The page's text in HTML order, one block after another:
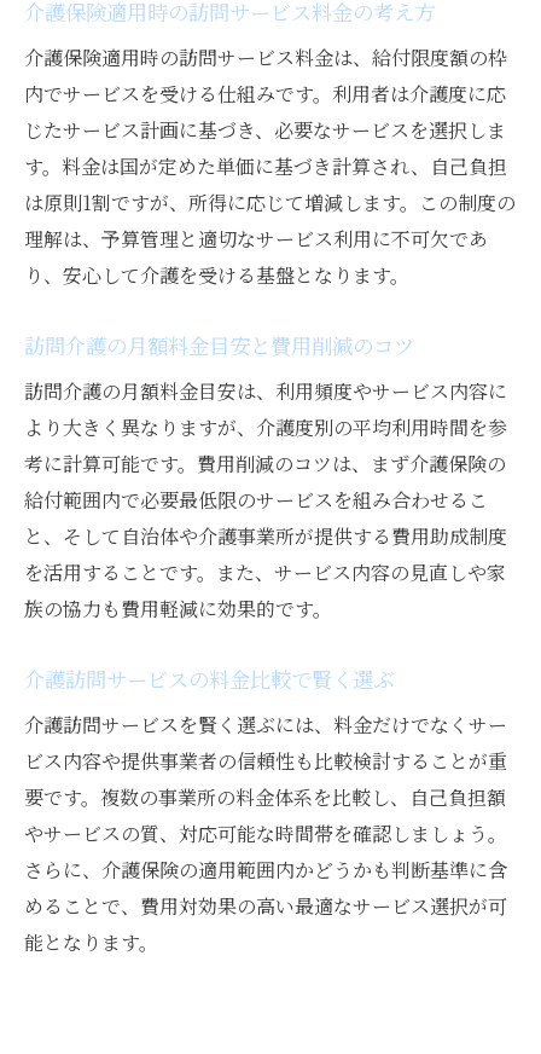
介護保険適用時の訪問サービス料金の考え方
介護保険適用時の訪問サービス料金は、給付限度額の枠
内でサービスを受ける仕組みです。利用者は介護度に応
じたサービス計画に基づき、必要なサービスを選択しま
す。料金は国が定めた単価に基づき計算され、自己負担
は原則1割ですが、所得に応じて増減します。この制度の
理解は、予算管理と適切なサービス利用に不可欠であ
り、安心して介護を受ける基盤となります。
訪問介護の月額料金目安と費用削減のコツ
訪問介護の月額料金目安は、利用頻度やサービス内容に
より大きく異なりますが、介護度別の平均利用時間を参
考に計算可能です。費用削減のコツは、まず介護保険の
給付範囲内で必要最低限のサービスを組み合わせるこ
と、そして自治体や介護事業所が提供する費用助成制度
を活用することです。また、サービス内容の見直しや家
族の協力も費用軽減に効果的です。
介護訪問サービスの料金比較で賢く選ぶ
介護訪問サービスを賢く選ぶには、料金だけでなくサー
ビス内容や提供事業者の信頼性も比較検討することが重
要です。複数の事業所の料金体系を比較し、自己負担額
やサービスの質、対応可能な時間帯を確認しましょう。
さらに、介護保険の適用範囲内かどうかも判断基準に含
めることで、費用対効果の高い最適なサービス選択が可
能となります。